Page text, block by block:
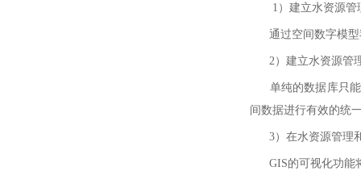
1）建立水资源管
通过空间数字模型
2）建立水资源管
单纯的数据库只能
间数据进行有效的统
3）在水资源管理
GIS的可视化功能将